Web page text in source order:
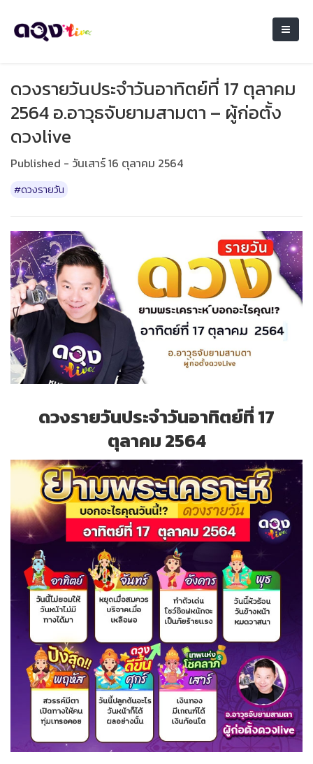
ดวงรายวันประจำวันอาทิตย์ที่ 17 ตุลาคม
2564 อ.อาวุธจับยามสามตา – ผู้ก่อตั้ง
ดวงlive
Published - วันเสาร์ 16 ตุลาคม 2564
#ดวงรายวัน
ดวงรายวันประจำวันอาทิตย์ที่ 17
ตุลาคม 2564